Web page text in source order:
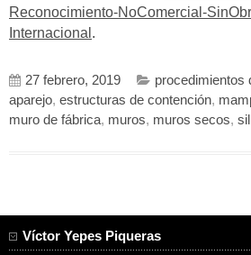
Reconocimiento-NoComercial-
Internacional .
27 febrero, 2019
procedimientos
aparejo, estructuras de contención,
muro de fábrica, muros, muros secos,
Víctor Yepes Piqueras